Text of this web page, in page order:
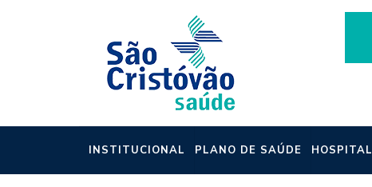
INSTITUCIONAL PLANO DE SAÚDE HOSPITAL